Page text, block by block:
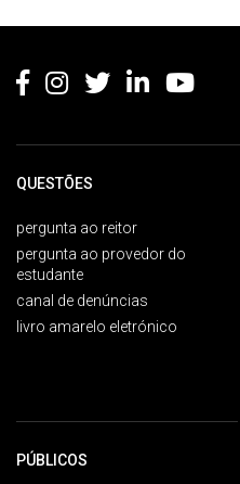
QUESTÕES
pergunta ao reitor
pergunta ao provedor do
estudante
canal de denúncias
livro amarelo eletrónico
PÚBLICOS